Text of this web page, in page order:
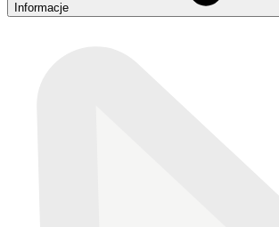
Informacje